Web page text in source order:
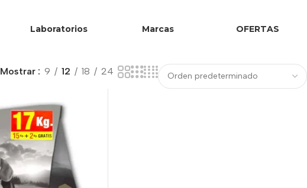
Laboratorios Marcas OFERTAS
Mostrar 9 12 18 24